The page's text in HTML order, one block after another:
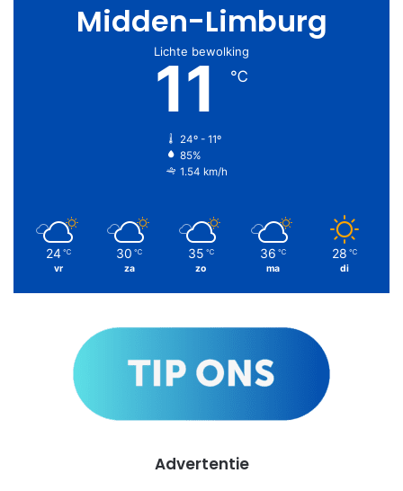
Midden-Limburg
Lichte bewolking
11 ℃
24º - 11º
85%
1.54 km/h
24 ℃
vr
30 ℃
za
35 ℃
zo
36 ℃
ma
28 ℃
di
Advertentie